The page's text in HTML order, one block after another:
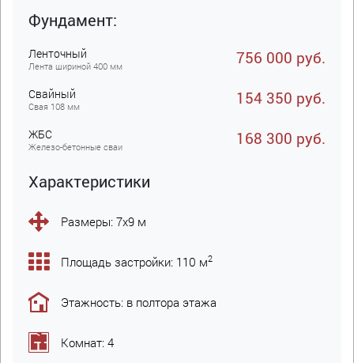
Фундамент:
Ленточный
Лента шириной 400 мм 756 000 руб.
Свайный
Свая 108 мм 154 350 руб.
ЖБC
Железо-бетонные сваи 168 300 руб.
Характеристики
Размеры: 7х9 м
Площадь застройки: 110 м2
Этажность: в полтора этажа
Комнат: 4